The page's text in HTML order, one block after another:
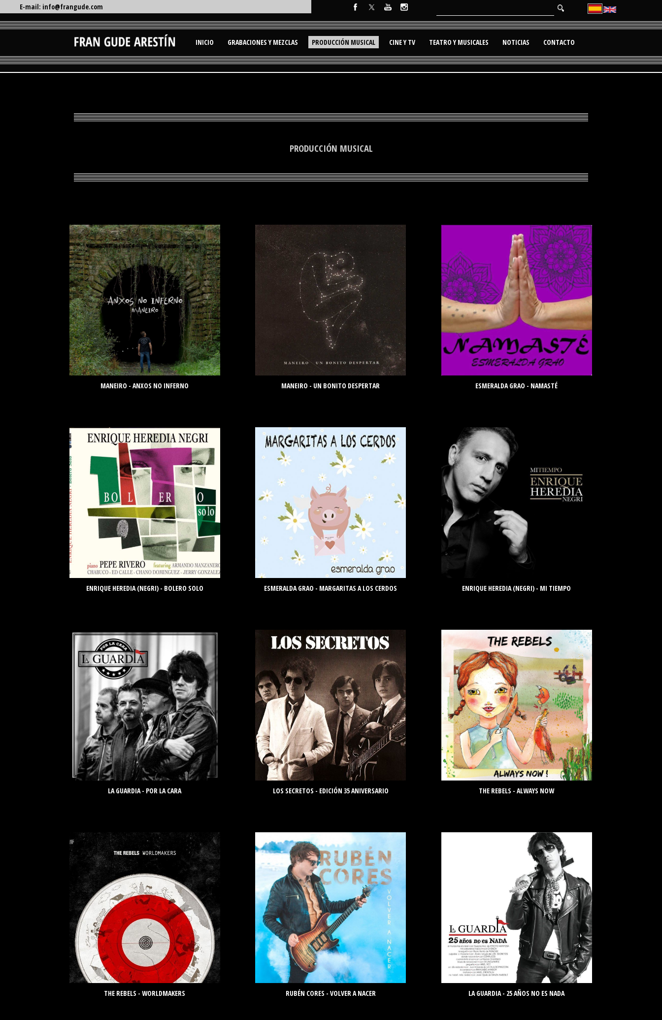
E-mail: info@frangude.com
INICIO GRABACIONES Y MEZCLAS PRODUCCIÓN MUSICAL CINE Y TV TEATRO Y MUSICALES NOTICIAS CONTACTO
PRODUCCIÓN MUSICAL
MANEIRO - ANXOS NO INFERNO MANEIRO - UN BONITO DESPERTAR ESMERALDA GRAO - NAMASTÉ
ENRIQUE HEREDIA (NEGRI) - BOLERO SOLO ESMERALDA GRAO - MARGARITAS A LOS CERDOS ENRIQUE HEREDIA (NEGRI) - MI TIEMPO
LA GUARDIA - POR LA CARA LOS SECRETOS - EDICIÓN 35 ANIVERSARIO THE REBELS - ALWAYS NOW
THE REBELS - WORLDMAKERS RUBÉN CORES - VOLVER A NACER LA GUARDIA - 25 AÑOS NO ES NADA